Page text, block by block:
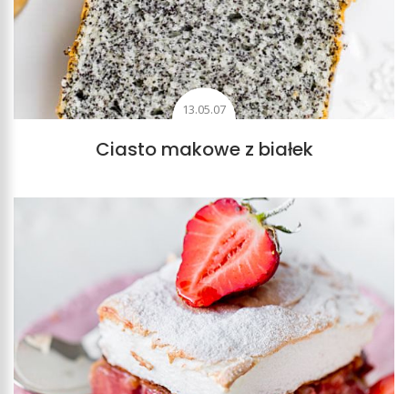
13.05.07
Ciasto makowe z białek